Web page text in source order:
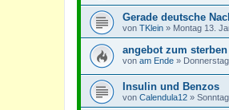
Gerade deutsche
von TKlein » Montag 13.
angebot zum sterben
von am Ende »
Insulin und Benzos
von Calendula12 »